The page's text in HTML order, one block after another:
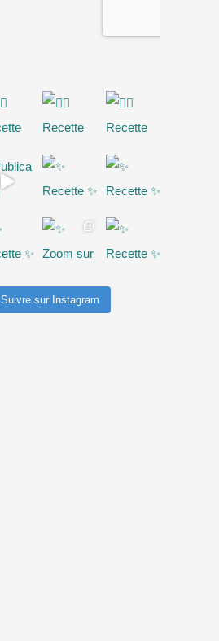
Suivre sur Instagram